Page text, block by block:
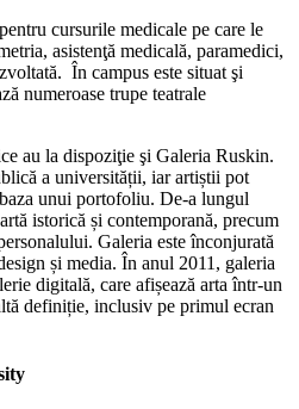
cursurile medicale pe care le
asistenţă medicală, paramedici,
În campus este situat şi
numeroase trupe teatrale
au la dispoziţie şi Galeria Ruskin.
a universității, iar artiștii pot
unui portofoliu. De-a lungul
istorică și contemporană, precum
Galeria este înconjurată
și media. În anul 2011, galeria
digitală, care afișează arta într-un
definiție, inclusiv pe primul ecran